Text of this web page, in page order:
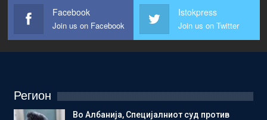
Facebook
Join us on Facebook
Istokpress
Join us on Twitter
Регион
Во Албанија, Специјалниот суд против